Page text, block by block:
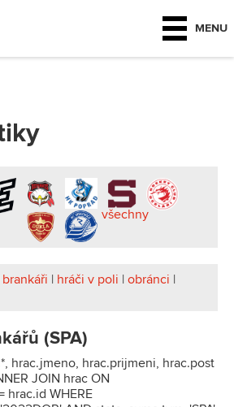
MENU
všechny
brankáři | hráči v poli | obránci |
(SPA)
hrac.jmeno, hrac.prijmeni, hrac.post
JOIN hrac ON
hrac.id WHERE